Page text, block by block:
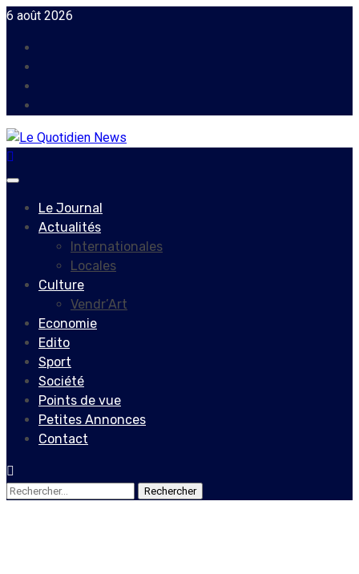
Skip
content
6 août 2026
Primary
Le Journal
Actualités
Internationales
Locales
Culture
Vendr’Art
Economie
Edito
Sport
Société
Points de vue
Petites Annonces
Contact
Rechercher :